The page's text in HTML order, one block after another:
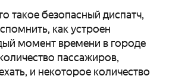
такое безопасный диспатч,
как устроен
момент времени в городе
пассажиров,
и некоторое количество